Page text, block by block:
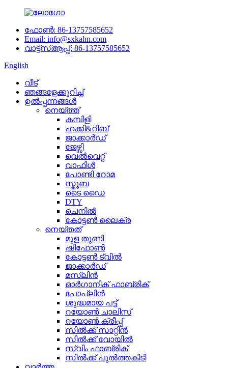
ഫോൺ: 86-13757585652
Email: info@sxkahn.com
വാട്ട്‌സ്ആപ്പ്: 86-13757585652
English
വീട്
ഞങ്ങളേക്കുറിച്ച്
ഉൽപ്പന്നങ്ങൾ
നെയ്ത്ത്
കമ്പിളി
ഹക്കി&റിബ്
ജാക്കാർഡ്
ജേഴ്സി
വെൽവെറ്റ്
വാഫിൾ
പോണ്ടി റോമ
സ്കൂബ
ടൈ ഡൈ
DTY
ചെനിൽ
കോട്ടൺ ലൈക്ര
നെയ്തത്
മുള തുണി
ഷിഫോൺ
കോട്ടൺ ട്വിൽ
ജാക്കാർഡ്
മസ്ലിൻ
ഓർഗാനിക് ഫാബ്രിക്
പോപ്ലിൻ
ശുദ്ധമായ പട്ട്
റയോൺ ചാലിസ്
റയോൺ ക്രീപ്പ്
സിൽക്ക് സാറ്റിൻ
സിൽക്ക് വോയിൽ
സ്വിം ഫാബ്രിക്
സിൽക്ക് പുൽത്തകിടി